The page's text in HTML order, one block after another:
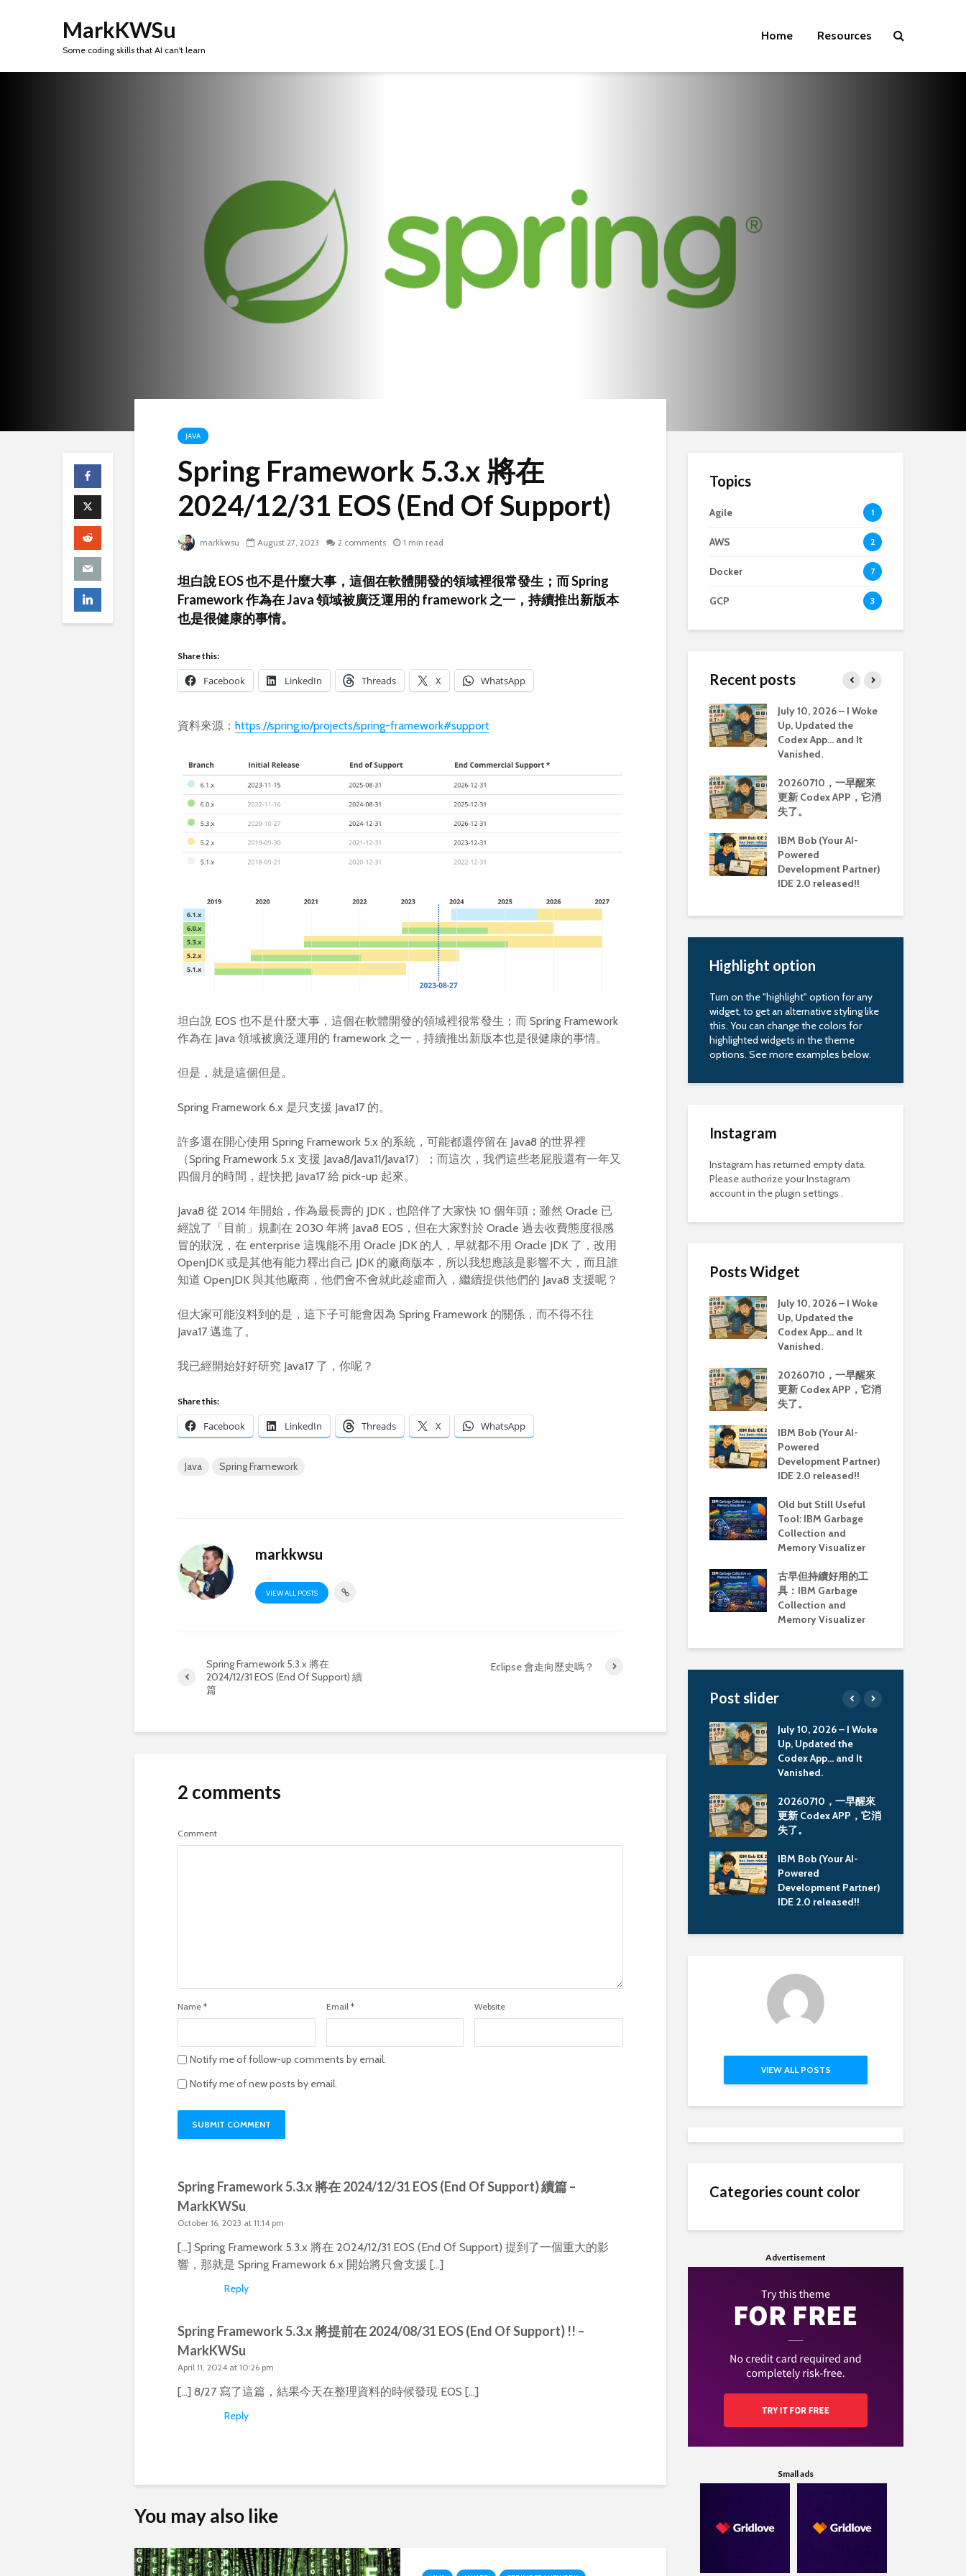
MarkKWSu
Some coding skills that AI can't learn
Home Resources
JAVA
Spring Framework 5.3.x 將在
2024/12/31 EOS (End Of Support)
markkwsu August 27, 2023 2 comments 1 min read
坦白說 EOS 也不是什麼大事，這個在軟體開發的領域裡很常發生；而 Spring
Framework 作為在 Java 領域被廣泛運用的 framework 之一，持續推出新版本
也是很健康的事情。
Share this:
Facebook LinkedIn Threads X WhatsApp
資料來源： https://spring.io/projects/spring-framework#support
坦白說 EOS 也不是什麼大事，這個在軟體開發的領域裡很常發生；而 Spring Framework
作為在 Java 領域被廣泛運用的 framework 之一，持續推出新版本也是很健康的事情。
但是，就是這個但是。
Spring Framework 6.x 是只支援 Java17 的。
許多還在開心使用 Spring Framework 5.x 的系統，可能都還停留在 Java8 的世界裡
（Spring Framework 5.x 支援 Java8/Java11/Java17）；而這次，我們這些老屁股還有一年又
四個月的時間，趕快把 Java17 給 pick-up 起來。
Java8 從 2014 年開始，作為最長壽的 JDK，也陪伴了大家快 10 個年頭；雖然 Oracle 已
經說了「目前」規劃在 2030 年將 Java8 EOS，但在大家對於 Oracle 過去收費態度很感
冒的狀況，在 enterprise 這塊能不用 Oracle JDK 的人，早就都不用 Oracle JDK 了，改用
OpenJDK 或是其他有能力釋出自己 JDK 的廠商版本，所以我想應該是影響不大，而且誰
知道 OpenJDK 與其他廠商，他們會不會就此趁虛而入，繼續提供他們的 Java8 支援呢？
但大家可能沒料到的是，這下子可能會因為 Spring Framework 的關係，而不得不往
Java17 邁進了。
我已經開始好好研究 Java17 了，你呢？
Share this:
Facebook LinkedIn Threads X WhatsApp
Java Spring Framework
markkwsu
VIEW ALL POSTS
Spring Framework 5.3.x 將在
2024/12/31 EOS (End Of Support) 續
篇
Eclipse 會走向歷史嗎？
2 comments
Comment
Name * Email * Website
Notify me of follow-up comments by email.
Notify me of new posts by email.
Spring Framework 5.3.x 將在 2024/12/31 EOS (End Of Support) 續篇 –
MarkKWSu
October 16, 2023 at 11:14 pm
[…] Spring Framework 5.3.x 將在 2024/12/31 EOS (End Of Support) 提到了一個重大的影
響，那就是 Spring Framework 6.x 開始將只會支援 […]
Reply
Spring Framework 5.3.x 將提前在 2024/08/31 EOS (End Of Support) !! –
MarkKWSu
April 11, 2024 at 10:26 pm
[…] 8/27 寫了這篇，結果今天在整理資料的時候發現 EOS […]
Reply
You may also like
Topics
Agile 1
AWS 2
Docker 7
GCP 3
Recent posts
Tool: IBM Garbage
古早但持續好用的工
具：IBM Garbage
Collection and
Memory Visualizer
重大變動！WebSphere
Liberty 將 Java8 的支
行 Db2 Community
用 podman 建置
July 10, 2026 – I Woke
Up, Updated the
Codex App… and It
Vanished.
20260710，一早醒來
更新 Codex APP，它消
失了。
IBM Bob (Your AI-
Powered
Development Partner)
IDE 2.0 released!!
Highlight option
Turn on the "highlight" option for any
widget, to get an alternative styling like
this. You can change the colors for
highlighted widgets in the theme
options. See more examples below.
Instagram
Instagram has returned empty data.
Please authorize your Instagram
account in theplugin settings .
Posts Widget
July 10, 2026 – I Woke
Up, Updated the
Codex App… and It
Vanished.
20260710，一早醒來
更新 Codex APP，它消
失了。
IBM Bob (Your AI-
Powered
Development Partner)
IDE 2.0 released!!
Old but Still Useful
Tool: IBM Garbage
Collection and
Memory Visualizer
古早但持續好用的工
具：IBM Garbage
Collection and
Memory Visualizer
Post slider
Old but Still Useful
Memory Visualizer
Successfully ran the
July 10, 2026 – I Woke
Up, Updated the
Codex App… and It
Vanished.
20260710，一早醒來
更新 Codex APP，它消
失了。
IBM Bob (Your AI-
Powered
Development Partner)
IDE 2.0 released!!
VIEW ALL POSTS
Categories count color
Advertisement
Small ads